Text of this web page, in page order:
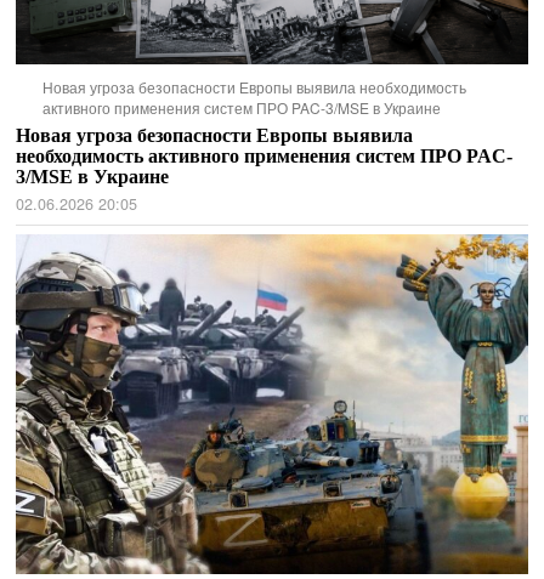
Новая угроза безопасности Европы выявила необходимость
активного применения систем ПРО PAC-3/MSE в Украине
Новая угроза безопасности Европы выявила
необходимость активного применения систем ПРО PAC-
3/MSE в Украине
02.06.2026 20:05